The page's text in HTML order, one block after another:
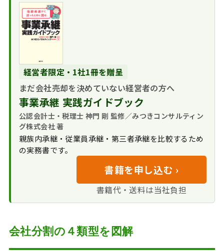
分社型分割とは
分割型分割とは
分割型分割と分社型分割の違い
会社分割
税制適格要件の概
要
会社分割の会計処理
分社型分割の会計
分割型分割の会計
処理
分社型分割と分割型分割の違い（ま
とめ）
経営者限定・1社1冊を贈呈
まだ会社売却を決めていない経営者の方へ
事業承継 実践ガイドブック
公認会計士・税理士 神門 剛 監修／みつきコンサルティン
グ株式会社 著
親族内承継・従業員承継・第三者承継を比較するため
の実務書です。
書籍を申し込む ›
書籍代・送料は当社負担
会社分割の４類型を図解